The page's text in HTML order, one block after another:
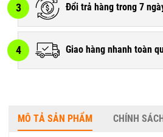
3 Đổi trả hàng trong 7
4 Giao hàng nhanh toàn
MÔ TẢ SẢN PHẨM CHÍNH